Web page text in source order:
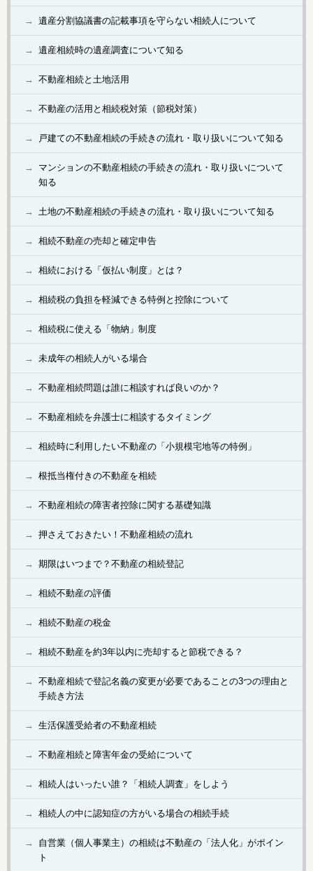
遺産分割協議書の記載事項を守らない相続人について
遺産相続時の遺産調査について知る
不動産相続と土地活用
不動産の活用と相続税対策（節税対策）
戸建ての不動産相続の手続きの流れ・取り扱いについて知る
マンションの不動産相続の手続きの流れ・取り扱いについて
知る
土地の不動産相続の手続きの流れ・取り扱いについて知る
相続不動産の売却と確定申告
相続における「仮払い制度」とは？
相続税の負担を軽減できる特例と控除について
相続税に使える「物納」制度
未成年の相続人がいる場合
不動産相続問題は誰に相談すれば良いのか？
不動産相続を弁護士に相談するタイミング
相続時に利用したい不動産の「小規模宅地等の特例」
根抵当権付きの不動産を相続
不動産相続の障害者控除に関する基礎知識
押さえておきたい！不動産相続の流れ
期限はいつまで？不動産の相続登記
相続不動産の評価
相続不動産の税金
相続不動産を約3年以内に売却すると節税できる？
不動産相続で登記名義の変更が必要であることの3つの理由と
手続き方法
生活保護受給者の不動産相続
不動産相続と障害年金の受給について
相続人はいったい誰？「相続人調査」をしよう
相続人の中に認知症の方がいる場合の相続手続
自営業（個人事業主）の相続は不動産の「法人化」がポイン
ト